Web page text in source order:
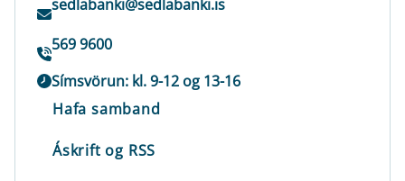
sedlabanki@sedlabanki.is
569 9600
Símsvörun: kl. 9-12 og 13-16
Hafa samband
Áskrift og RSS